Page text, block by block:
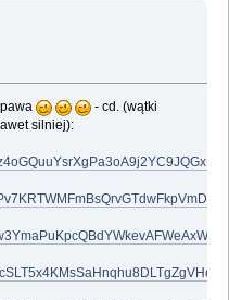
- cd. (wątki
silniej):